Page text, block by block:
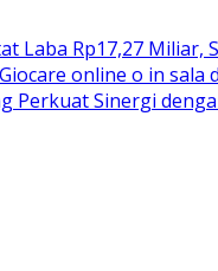
Laba Rp17,27 Miliar,
Giocare online o in sala
Perkuat Sinergi